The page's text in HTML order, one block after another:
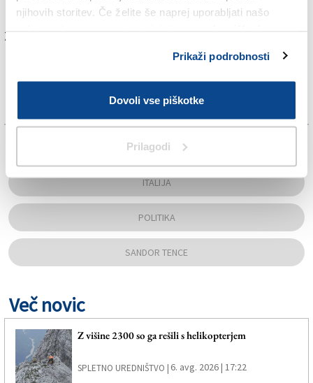
njihovih storitev. Če želite še naprej uporabljati našo
Prikaži podrobnosti
Dovoli vse piškotke
Prilagodi
na dialogu in medsebojnem spoštovanju.
Za branje in pisanje komentarjev
ITALIJA
POLITIKA
SANDOR TENCE
Več novic
Z višine 2300 so ga rešili s helikopterjem
SPLETNO UREDNIŠTVO | 6. avg. 2026 | 17:22